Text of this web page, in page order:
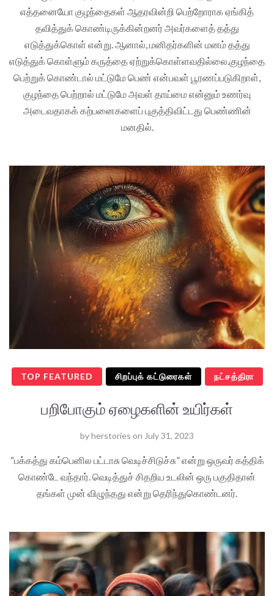
எத்தனையோ குழந்தைகள் ஆதரவின்றி பெற்றோராக ஏங்கித்
தவித்துக் கொண்டிருக்கின்றனர் அவர்களைத் தத்து
எடுத்துக்கொள் என்று. ஆனால், மனிதர்களின் மனம் தத்து
எடுத்துக் கொள்ளும் கருத்தை ஏற்றுக்கொள்ளவதில்லை.குழந்தை
பெற்றுக் கொண்டால் மட்டுமே பெண் என்பவள் பூரணப்படுகிறாள்,
குழந்தை பெற்றால் மட்டுமே அவள் தாய்மை என்னும் உணர்வு
அடைவதாகக் கற்பனைகளைப் புகுத்திவிட்டது பெண்ணின்
மனதில்.
TOP FEATURED சிறப்புக் கட்டுரைகள் நட்சத்திரா
பறிபோகும் ஏழைகளின் உயிர்கள்
byherstories on July 31, 2023
“பக்கத்து கம்பெனில பட்டாசு வெடிச்சிடுச்சு” என்று ஒருவர் கத்திக்
கொண்டே வந்தார். வெடித்துச் சிதறிய உடலின் ஒரு பகுதிதான்
தங்கள் முன் விழுந்தது என்று தெரிந்துகொண்டனர்.